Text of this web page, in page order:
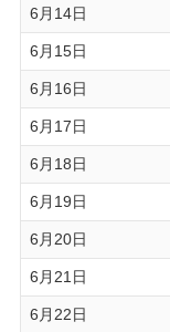
6月14日
6月15日
6月16日
6月17日
6月18日
6月19日
6月20日
6月21日
6月22日